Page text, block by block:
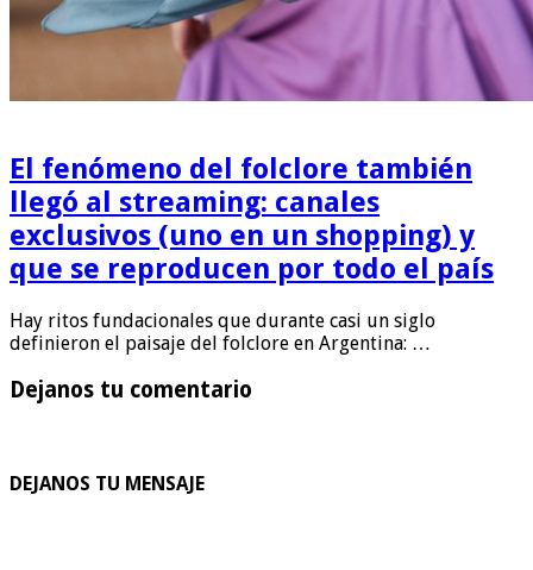
El fenómeno del folclore también
llegó al streaming: canales
exclusivos (uno en un shopping) y
que se reproducen por todo el país
Hay ritos fundacionales que durante casi un siglo
definieron el paisaje del folclore en Argentina: …
Dejanos tu comentario
DEJANOS TU MENSAJE